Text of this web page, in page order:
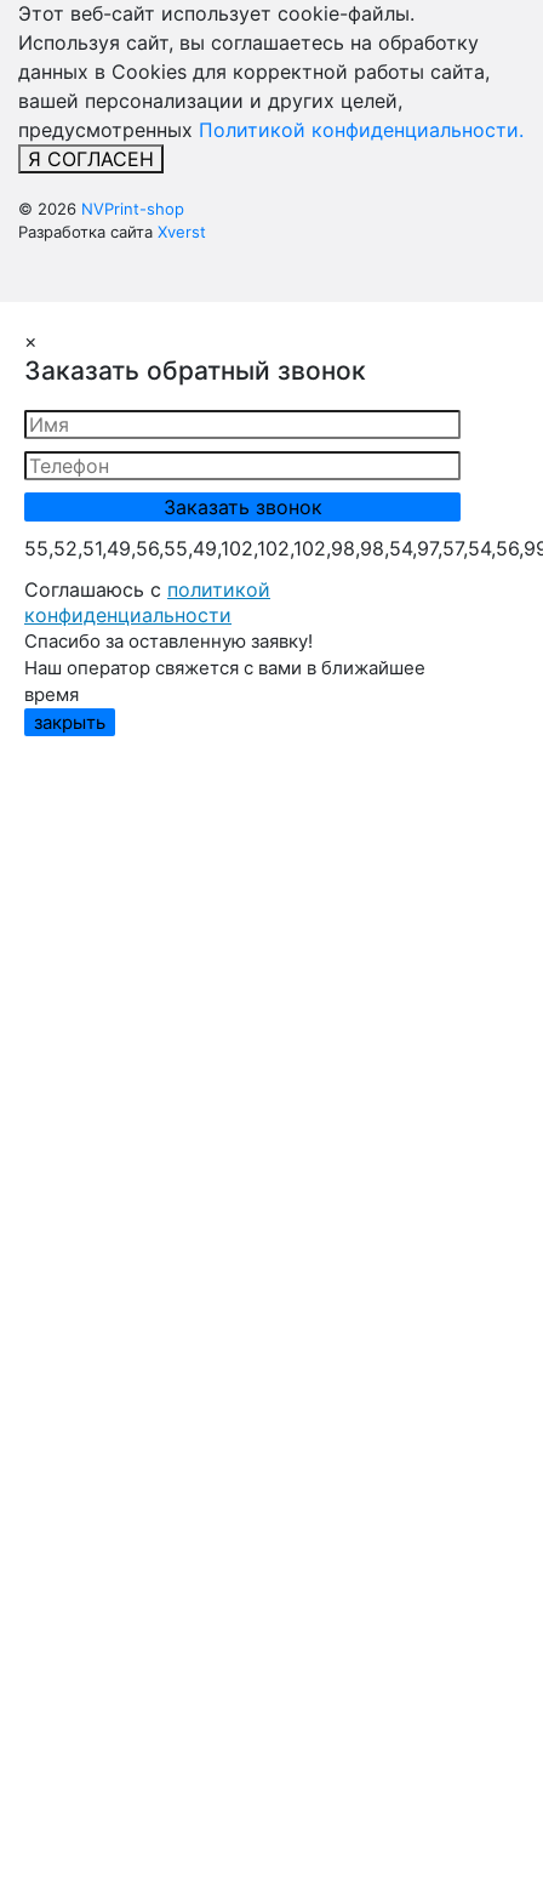
Этот веб-сайт использует cookie-файлы.
Используя сайт, вы соглашаетесь на обработку
данных в Cookies для корректной работы сайта,
вашей персонализации и других целей,
предусмотренных Политикой конфиденциальности.
Я СОГЛАСЕН
© 2026 NVPrint-shop
Разработка сайта Xverst
×
Заказать обратный звонок
Cоглашаюсь с политикой
конфиденциальности
Спасибо за оставленную заявку!
Наш оператор свяжется с вами в ближайшее
время
закрыть